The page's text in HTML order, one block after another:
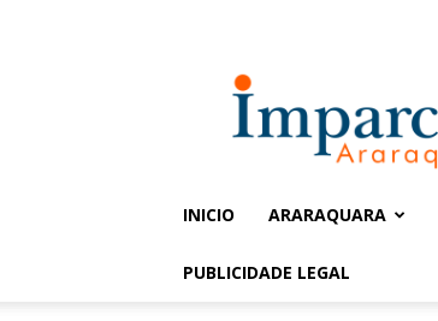
Imparcial
INICIO ARARAQUARA
PUBLICIDADE LEGAL